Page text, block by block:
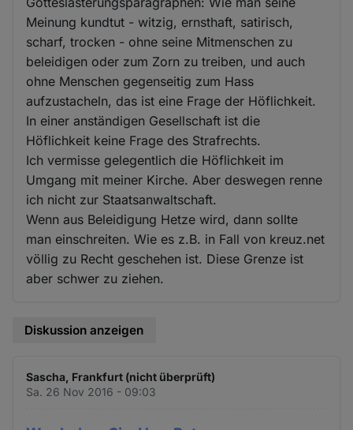
Meinung kundtut - witzig, ernsthaft, satirisch,
scharf, trocken - ohne seine Mitmenschen zu
beleidigen oder zum Zorn zu treiben, und auch
ohne Menschen gegenseitig zum Hass
aufzustacheln, das ist eine Frage der Höflichkeit.
In einer anständigen Gesellschaft ist die
Höflichkeit keine Frage des Strafrechts.
Ich vermisse gelegentlich die Höflichkeit im
Umgang mit meiner Kirche. Aber deswegen renne
ich nicht zur Staatsanwaltschaft.
Wenn aus Beleidigung Hetze wird, dann sollte
man einschreiten. Wie es z.B. in Fall von kreuz.net
völlig zu Recht geschehen ist. Diese Grenze ist
aber schwer zu ziehen.
Diskussion anzeigen
Sascha, Frankfurt (nicht überprüft)
Sa. 26 Nov 2016 - 09:03